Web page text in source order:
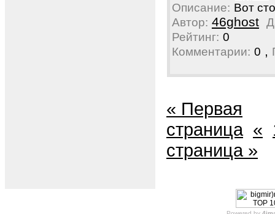
Описание: Вот
Автор: 46ghost
Рейтинг: 0
Комментарии: 0 ,
« Первая
страница «
страница »